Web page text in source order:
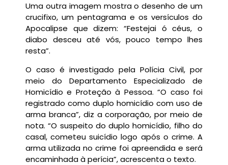
Uma outra imagem mostra o desenho de um
crucifixo, um pentagrama e os versículos do
Apocalipse que dizem: “Festejai ó céus, o
diabo desceu até vós, pouco tempo lhes
resta”.
O caso é investigado pela Polícia Civil, por
meio do Departamento Especializado de
Homicídio e Proteção à Pessoa. “O caso foi
registrado como duplo homicídio com uso de
arma branca”, diz a corporação, por meio de
nota. “O suspeito do duplo homicídio, filho do
casal, cometeu suicídio logo após o crime. A
arma utilizada no crime foi apreendida e será
encaminhada à perícia”, acrescenta o texto.